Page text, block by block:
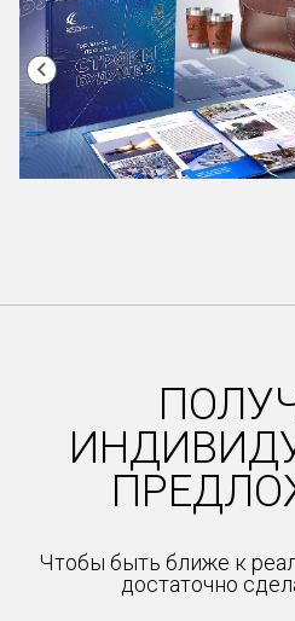
Чтобы быть ближе к
достаточно